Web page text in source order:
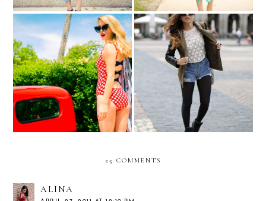
STYLING WORK:
Swimming in dots...
Spain Day 3: MADRID!
25 COMMENTS
ALINA